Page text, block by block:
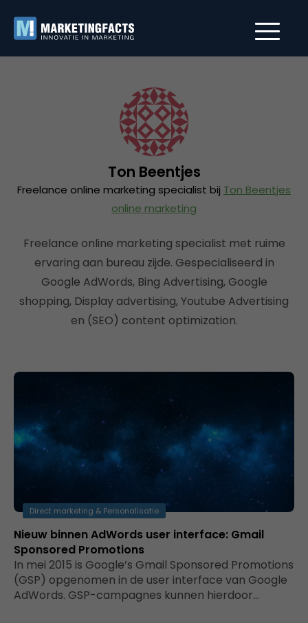
Ton Beentjes
Freelance online marketing specialist bij Ton Beentjes
online marketing
Freelance online marketing specialist met ruime
ervaring aan bureau zijde. Gespecialiseerd in
Google AdWords, Bing Advertising, Google
shopping, Display advertising, Youtube Advertising
en (SEO) content optimization.
Direct marketing & Personalisatie
Nieuw binnen AdWords user interface: Gmail
Sponsored Promotions
In mei 2015 is Google’s Gmail Sponsored Promotions
(GSP) opgenomen in de user interface van Google
AdWords. GSP-campagnes kunnen hierdoor…